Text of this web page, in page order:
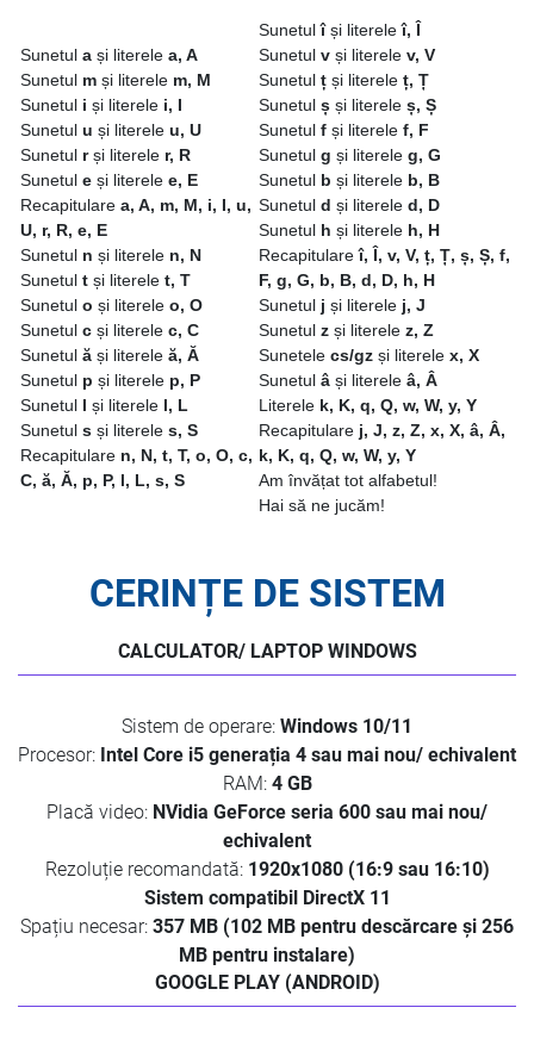
Sunetul a și literele a, A
Sunetul m și literele m, M
Sunetul i și literele i, I
Sunetul u și literele u, U
Sunetul rși literele r, R
Sunetul e și literele e, E
Recapitulare a, A, m, M, i, I, u,
U, r, R, e, E
Sunetul n și literele n, N
Sunetul t și literele t, T
Sunetul o și literele o, O
Sunetul c și literele c, C
Sunetul ă și literele ă, Ă
Sunetul p și literele p, P
Sunetul l și literele l, L
Sunetul s și literele s, S
Recapitulare n, N, t, T, o, O, c,
C, ă, Ă, p, P, l, L, s, S
Sunetulîși litereleî, Î
Sunetul v și literele v, V
Sunetul ț și literele ț, Ț
Sunetul ș și literele ș, Ș
Sunetul f și literele f, F
Sunetul g și literele g, G
Sunetul b și literele b, B
Sunetul d și literele d, D
Sunetul h și literele h, H
Recapitulareî, Î, v, V, ț, Ț, ș, Ș, f,
F, g, G, b, B, d, D, h, H
Sunetul j și literele j, J
Sunetul z și literele z, Z
Sunetele cs/gz și literele x, X
Sunetul â și literele â, Â
Literele k, K, q, Q, w, W, y, Y
Recapitulare j, J, z, Z, x, X, â, Â,
k, K, q, Q, w, W, y, Y
Am învățat tot alfabetul!
Hai să ne jucăm!
CERINȚE DE SISTEM
CALCULATOR/ LAPTOP WINDOWS
Sistem de operare: Windows 10/11
Procesor: Intel Core i5 generația 4 sau mai nou/ echivalent
RAM: 4 GB
Placă video: NVidia GeForce seria 600 sau mai nou/
echivalent
Rezoluție recomandată: 1920x1080 (16:9 sau 16:10)
Sistem compatibil DirectX 11
Spațiu necesar: 357 MB (102 MB pentru descărcare și 256
MB pentru instalare)
GOOGLE PLAY (ANDROID)